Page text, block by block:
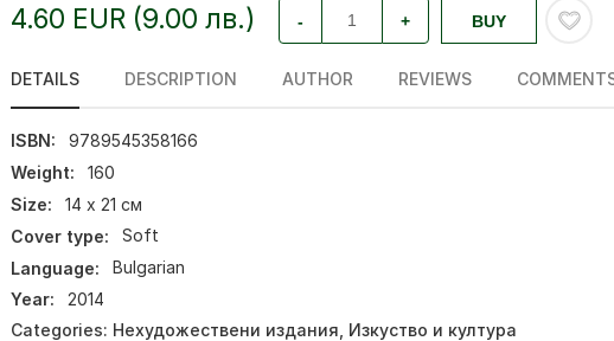
4.60 EUR (9.00 лв.) - + BUY
DETAILS DESCRIPTION AUTHOR REVIEWS
ISBN:
9789545358166
Weight:
160
Size:
14 х 21 см
Cover type:
Soft
Language:
Bulgarian
Year:
2014
Categories: Нехудожествени издания Изкуство и култура